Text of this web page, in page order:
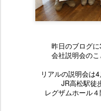
昨日のブログ
会社説明会の
リアルの説明会は
JR高松駅徒
レグザムホール